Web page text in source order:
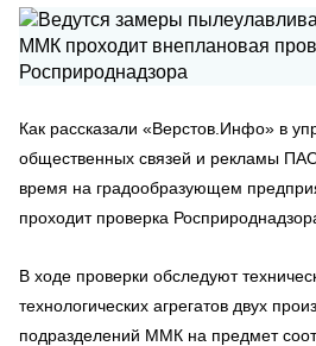
Как рассказали «Верстов.Инфо» в
общественных связей и рекламы
время на градообразующем
проходит проверка
В ходе проверки обследуют
технологических агрегатов двух
подразделений ММК на предмет